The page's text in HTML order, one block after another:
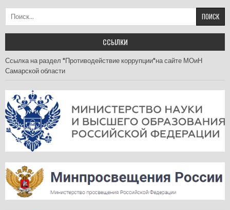
Найти:
ССЫЛКИ
Ссылка на раздел "Противодействие коррупции"на сайте МОиН
Самарской области